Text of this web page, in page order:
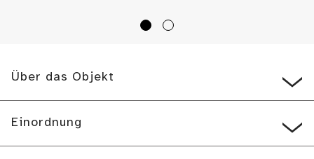
Über das Objekt
Einordnung